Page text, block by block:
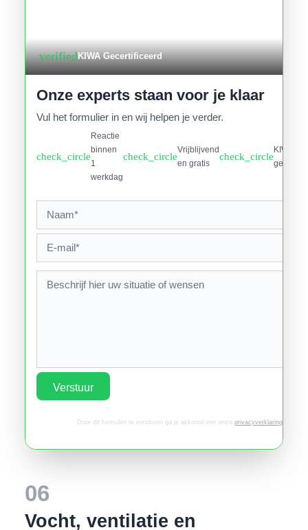
verifiedKIWA Gecertificeerd
Onze experts staan voor je klaar
Vul het formulier in en wij helpen je verder.
check_circle
Reactie
binnen
1
werkdag
check_circle
Vrijblijvend
en gratis
check_circle
KIWA
Verstuur
Door dit formulier te versturen ga je akkoord met onze privacyverklaring.
06
Vocht, ventilatie en